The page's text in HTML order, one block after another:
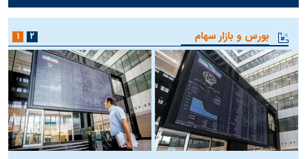
بورس و بازار سهام ۱ ۲